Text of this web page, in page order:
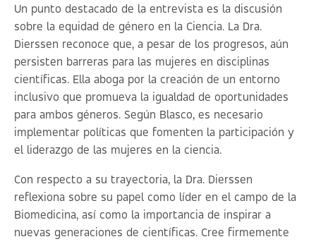
Un punto destacado de la entrevista es la discusión
sobre la equidad de género en la Ciencia. La Dra.
Dierssen reconoce que, a pesar de los progresos, aún
persisten barreras para las mujeres en disciplinas
científicas. Ella aboga por la creación de un entorno
inclusivo que promueva la igualdad de oportunidades
para ambos géneros. Según Blasco, es necesario
implementar políticas que fomenten la participación y
el liderazgo de las mujeres en la ciencia.
Con respecto a su trayectoria, la Dra. Dierssen
reflexiona sobre su papel como líder en el campo de la
Biomedicina, así como la importancia de inspirar a
nuevas generaciones de científicas. Cree firmemente